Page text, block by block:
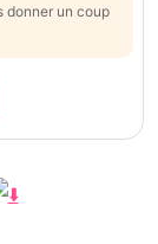
donner un coup